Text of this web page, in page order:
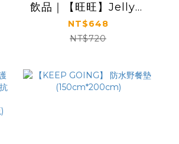
飲品｜【旺旺】Jelly蒟
蒻凍系列 130mlx24包
(蜜桃/葡萄/荔枝口味)
NT$648
NT$720